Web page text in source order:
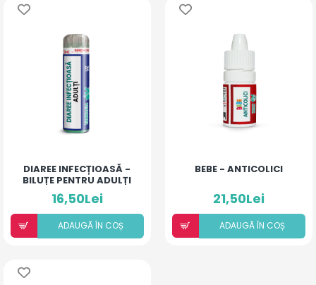
DIAREE INFECȚIOASĂ -
BILUȚE PENTRU ADULȚI
16,50Lei
ADAUGÃ ÎN COȘ
BEBE - ANTICOLICI
21,50Lei
ADAUGÃ ÎN COȘ